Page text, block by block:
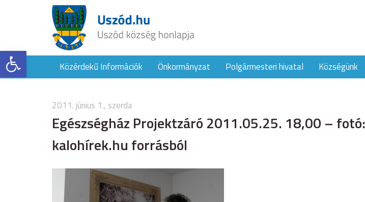
Eszköztár megnyitásaKözérdekű Információk Önkormányzat Polgármesteri hivatal Községünk
2011. június 1., szerda
Egészségház Projektzáró 2011.05.25. 18,00 – fotó:
kalohírek.hu forrásból